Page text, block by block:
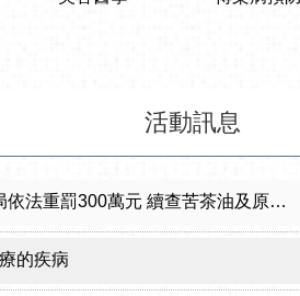
活動訊息
重罰300萬元 續查苦茶油及原料下游
的疾病